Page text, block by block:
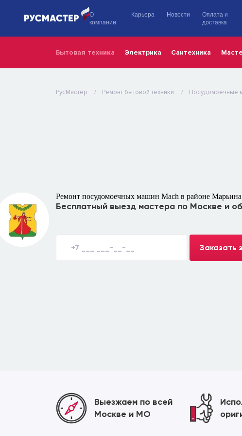
О
компании
Карьера Новости
Оплата и
доставка
Бытовая техника Электрика Сантехника
РусМастер Ремонт бытовой техники Посудомоечные
Ремонт посудомоечных машин Mach в районе
Бесплатный выезд мастера по Москве и
Заказать
Выезжаем по всей
Москве и МО